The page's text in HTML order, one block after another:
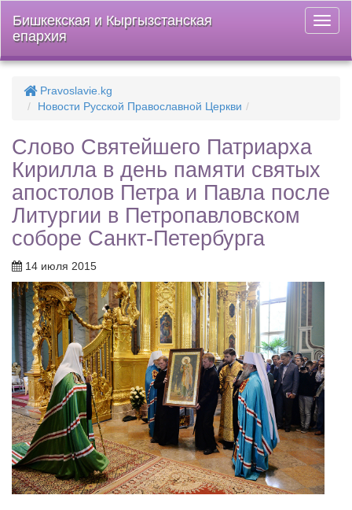
меню
Бишкекская и Кыргызстанская
епархия
Pravoslavie.kg
Новости Русской Православной Церкви
Слово Святейшего Патриарха
Кирилла в день памяти святых
апостолов Петра и Павла после
Литургии в Петропавловском
соборе Санкт-Петербурга
14 июля 2015